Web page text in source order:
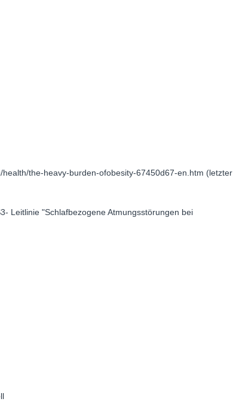
the-heavy-burden-ofobesity-67450d67-en.htm (letzter
Leitlinie "Schlafbezogene Atmungsstörungen bei